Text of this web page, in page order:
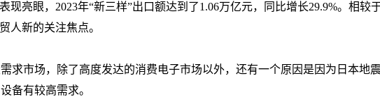
求市场，除了高度发达的消费电子市场以外，还有一个原因是因为日本地
备有较高需求。